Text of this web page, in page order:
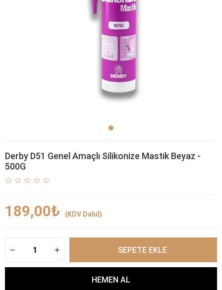
Derby D51 Genel Amaçlı Silikonize Mastik Beyaz -
500G
189,00₺ (KDV Dahil)